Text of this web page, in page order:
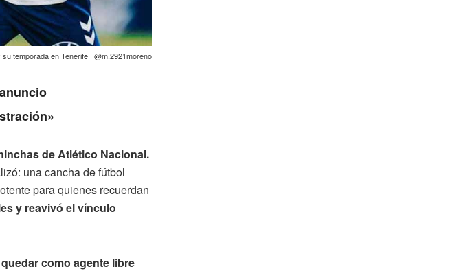
temporada en Tenerife | @m.2921moreno
de Atlético Nacional.
una cancha de fútbol
para quienes recuerdan
y reavivó el vínculo
como agente libre